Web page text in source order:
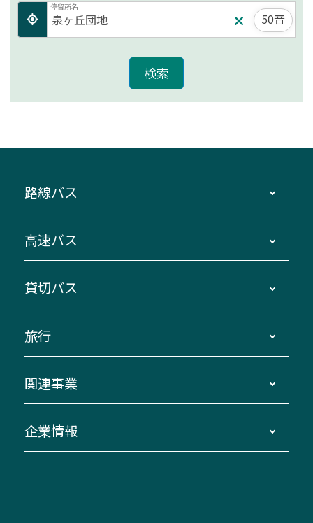
停留所名
50音
路線バス
主要停留所案内図・時刻表
路線バスのご利用方法
三重交通接近情報バスロケーションシステム
ダイヤ改正情報
迂回・休止について
臨時バスについて
伊勢二見鳥羽周遊バスCANばす
「みえブルーライン」（三重大学病院直通バ
高速バス
南紀・VISON～横浜・東京・埼玉
伊賀～名古屋
南紀～VISON～名古屋
湯の山温泉～名古屋
桑名・長島温泉・金城ふ頭駅～中部国際空港
（休止中）
貸切バス
貸切バスのご利用について
お問い合わせ
旅行
貸切バス団体旅行
美し国周遊ばす
関連事業
自家用自動車車両運行管理
企業情報